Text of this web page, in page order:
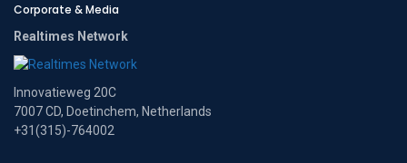
Corporate & Media
Realtimes Network
Innovatieweg 20C
7007 CD, Doetinchem, Netherlands
+31(315)-764002